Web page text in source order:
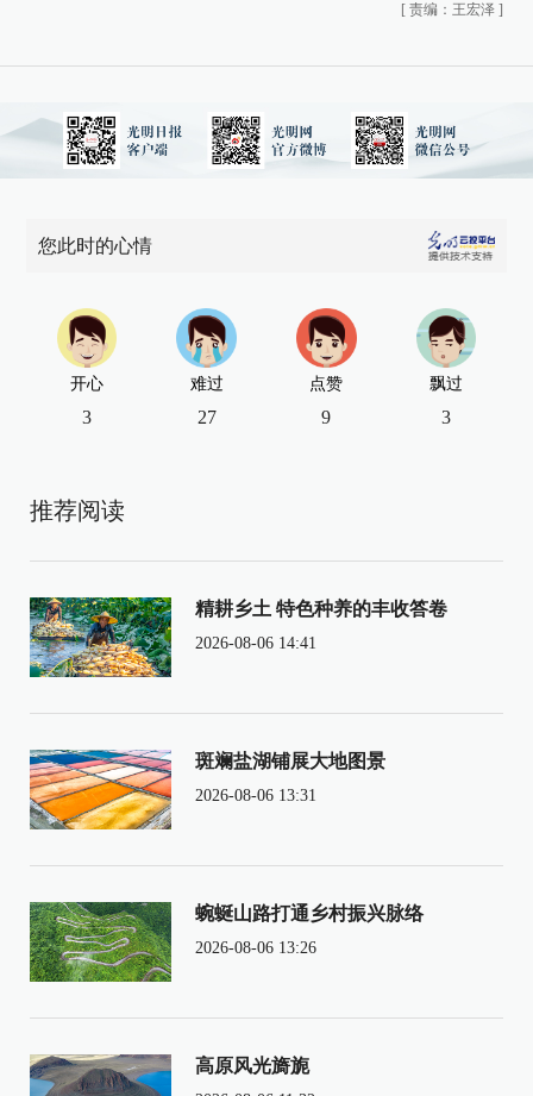
[ 责编：王宏泽 ]
您此时的心情
开心
3
难过
27
点赞
9
飘过
3
推荐阅读
精耕乡土 特色种养的丰收答卷
2026-08-06 14:41
斑斓盐湖铺展大地图景
2026-08-06 13:31
蜿蜒山路打通乡村振兴脉络
2026-08-06 13:26
高原风光旖旎